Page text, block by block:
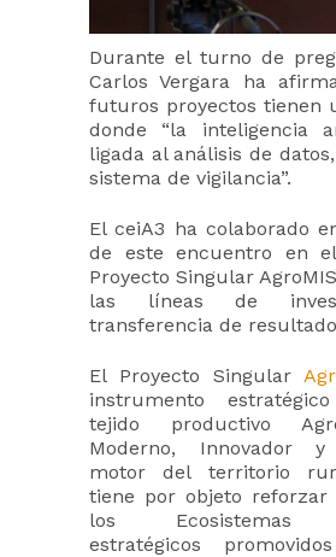
Durante el turno de
Carlos Vergara ha
futuros proyectos tienen
donde “la inteligencia
ligada al análisis de
sistema de vigilancia”.
El ceiA3 ha colaborado
de este encuentro en
Proyecto Singular
las líneas de
transferencia de
El Proyecto Singular
instrumento
tejido productivo
Moderno, Innovador y
motor del territorio
tiene por objeto reforzar
los Ecosistemas
estratégicos